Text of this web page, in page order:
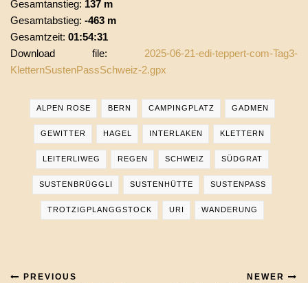
Gesamtanstieg: 137 m
Gesamtabstieg: -463 m
Gesamtzeit: 01:54:31
Download file: 2025-06-21-edi-teppert-com-Tag3-
KletternSustenPassSchweiz-2.gpx
ALPEN ROSE BERN CAMPINGPLATZ GADMEN
GEWITTER HAGEL INTERLAKEN KLETTERN
LEITERLIWEG REGEN SCHWEIZ SÜDGRAT
SUSTENBRÜGGLI SUSTENHÜTTE SUSTENPASS
TROTZIGPLANGGSTOCK URI WANDERUNG
PREVIOUS NEWER